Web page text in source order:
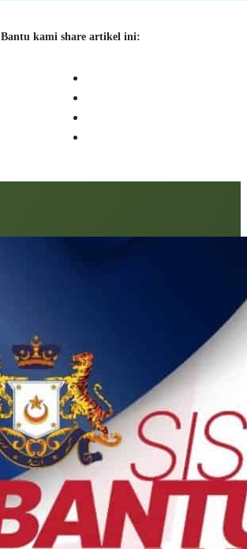
Bantu kami share artikel ini: